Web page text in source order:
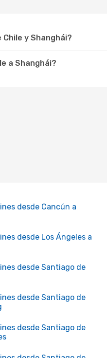
y Shanghái?
a Shanghái?
desde Cancún a
desde Los Ángeles a
desde Santiago de
desde Santiago de
desde Santiago de